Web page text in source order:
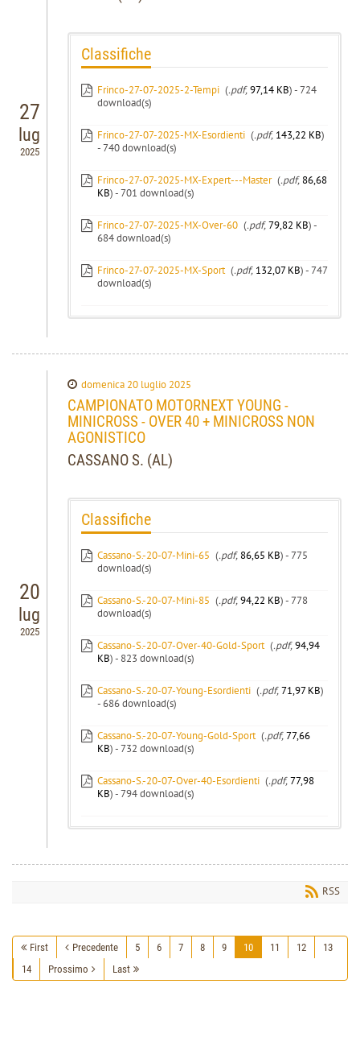
27
lug
2025
Classifiche
Frinco-27-07-2025-2-Tempi (.pdf,97,14 KB) - 724
download(s)
Frinco-27-07-2025-MX-Esordienti (.pdf, 143,22 KB)
- 740 download(s)
Frinco-27-07-2025-MX-Expert---Master (.pdf, 86,68
KB) - 701 download(s)
Frinco-27-07-2025-MX-Over-60 (.pdf,79,82 KB) -
684 download(s)
Frinco-27-07-2025-MX-Sport (.pdf, 132,07 KB) - 747
download(s)
20
lug
2025
domenica 20 luglio 2025
CAMPIONATO MOTORNEXT YOUNG -
MINICROSS - OVER 40 + MINICROSS NON
AGONISTICO
CASSANO S. (AL)
Classifiche
Cassano-S.-20-07-Mini-65 (.pdf, 86,65 KB) - 775
download(s)
Cassano-S.-20-07-Mini-85 (.pdf,94,22 KB) - 778
download(s)
Cassano-S.-20-07-Over-40-Gold-Sport (.pdf,94,94
KB) - 823 download(s)
Cassano-S.-20-07-Young-Esordienti (.pdf,71,97 KB)
- 686 download(s)
Cassano-S.-20-07-Young-Gold-Sport (.pdf,77,66
KB) - 732 download(s)
Cassano-S.-20-07-Over-40-Esordienti (.pdf,77,98
KB) - 794 download(s)
RSS
First Precedente 5 6 7 8 9 10 11 12
13
14
Prossimo Last